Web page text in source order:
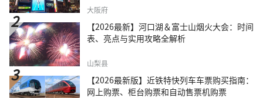
大阪府
【2026最新】河口湖＆富士山烟火大会：时间
表、亮点与实用攻略全解析
山梨县
【2026最新版】近铁特快列车车票购买指南：
网上购票、柜台购票和自动售票机购票